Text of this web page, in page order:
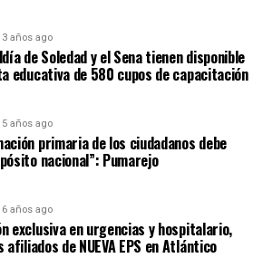
3 años ago
de Soledad y el Sena tienen disponible
educativa de 580 cupos de capacitación
5 años ago
primaria de los ciudadanos debe
nacional”: Pumarejo
6 años ago
exclusiva en urgencias y hospitalario,
afiliados de NUEVA EPS en Atlántico